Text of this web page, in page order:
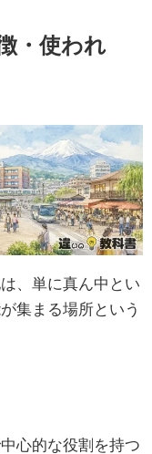
・使われ
、単に真ん中とい
集まる場所という
心的な役割を持つ